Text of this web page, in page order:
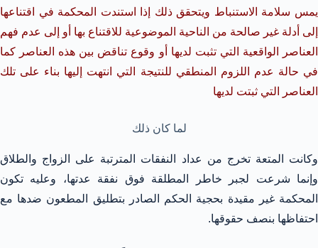
يمس سلامة الاستنباط ويتحقق ذلك إذا استندت المحكمة في اقتناعها
إلى أدلة غير صالحة من الناحية الموضوعية للاقتناع بها أو إلى عدم فهم
العناصر الواقعية التي تثبت لديها أو وقوع تناقض بين هذه العناصر كما
في حالة عدم اللزوم المنطقي للنتيجة التي انتهت إليها بناء على تلك
العناصر التي ثبتت لديها
لما كان ذلك
وكانت المتعة تخرج من عداد النفقات المترتبة على الزواج والطلاق
وإنما شرعت لجبر خاطر المطلقة فوق نفقة عدتها، وعليه تكون
المحكمة غير مقيدة بحجية الحكم الصادر بتطليق المطعون ضدها مع
احتفاظها بنصف حقوقها.